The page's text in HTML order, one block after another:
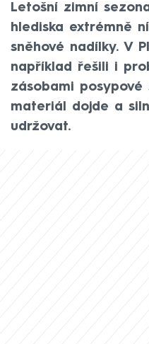
Letošní zimní
hlediska extrémně
sněhové nadílky. V
například řešili i
zásobami
materiál dojde a
udržovat.